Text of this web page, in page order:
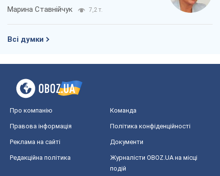
Марина Ставнійчук 7,2 т.
Всі думки
Про компанію Команда
Правова інформація Політика конфіденційності
Реклама на сайті Документи
Редакційна політика
Журналісти OBOZ.UA на місці
подій